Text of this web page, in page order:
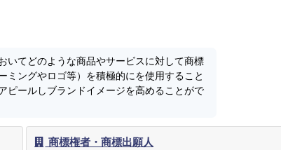
いてどのような商品やサービスに対して商標
ングやロゴ等）を積極的にを使用すること
ピールしブランドイメージを高めることがで
商標権者・商標出願人